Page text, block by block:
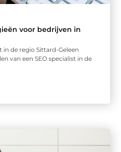
voor bedrijven in
in de regio Sittard-Geleen
van een SEO specialist in de